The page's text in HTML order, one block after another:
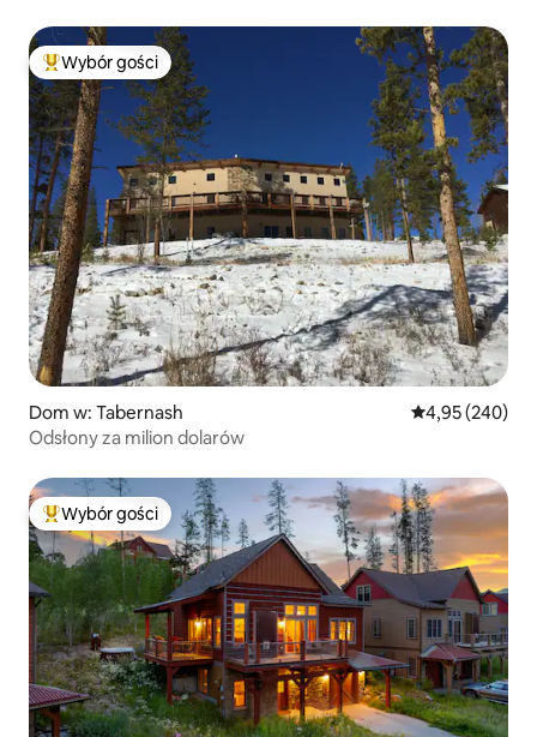
Najpopularniejsze z kategorii Wybór gości
Wybór gości
Dom w: Tabernash Średnia
4,95 (240)
Odsłony za milion dolarów
Najpopularniejsze z kategorii Wybór gości
Wybór gości